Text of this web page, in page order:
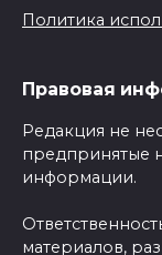
Политика
Правовая
Редакция не
предпринятые
информации.
материалов,